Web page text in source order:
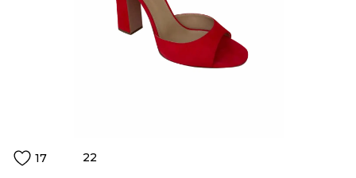
17 22